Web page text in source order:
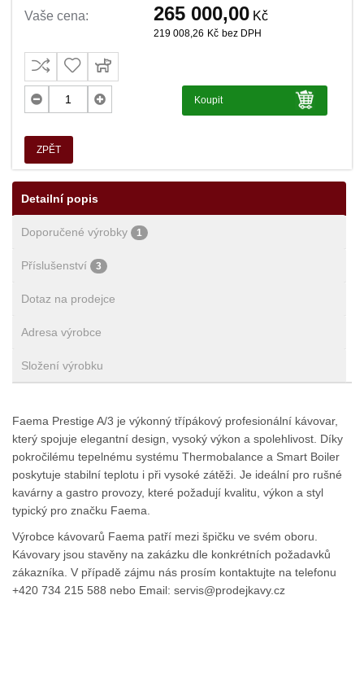
Vaše cena: 265 000,00 Kč
219 008,26 Kč bez DPH
Koupit
ZPĚT
Detailní popis
Doporučené výrobky 1
Příslušenství 3
Dotaz na prodejce
Adresa výrobce
Složení výrobku
Faema Prestige A/3 je výkonný třípákový profesionální kávovar,
který spojuje elegantní design, vysoký výkon a spolehlivost. Díky
pokročilému tepelnému systému Thermobalance a Smart Boiler
poskytuje stabilní teplotu i při vysoké zátěži. Je ideální pro rušné
kavárny a gastro provozy, které požadují kvalitu, výkon a styl
typický pro značku Faema.
Výrobce kávovarů Faema patří mezi špičku ve svém oboru.
Kávovary jsou stavěny na zakázku dle konkrétních požadavků
zákazníka. V případě zájmu nás prosím kontaktujte na telefonu
+420 734 215 588 nebo Email: servis@prodejkavy.cz